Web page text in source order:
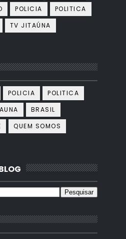
POLICIA
POLITICA
TV JITAÚNA
POLICIA
POLITICA
BRASIL
QUEM SOMOS